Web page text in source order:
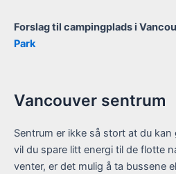
Forslag til campingplads i
Park
Vancouver sentrum
Sentrum er ikke så stort at du
vil du spare litt energi til de flotte
venter, er det mulig å ta bussene